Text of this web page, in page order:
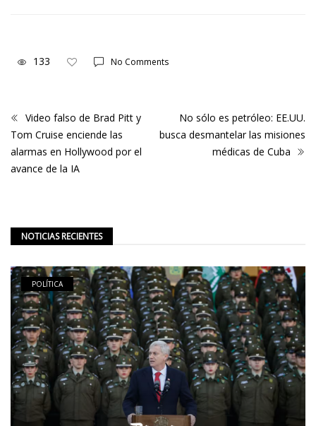
133 No Comments
Video falso de Brad Pitt y
Tom Cruise enciende las
alarmas en Hollywood por el
avance de la IA
No sólo es petróleo: EE.UU.
busca desmantelar las misiones
médicas de Cuba
NOTICIAS RECIENTES
POLÍTICA